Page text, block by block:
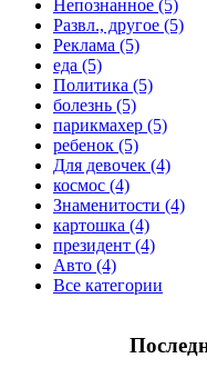
Непознанное (5)
Развл., другое (5)
Реклама (5)
еда (5)
Политика (5)
болезнь (5)
парикмахер (5)
ребенок (5)
Для девочек (4)
космос (4)
Знаменитости (4)
картошка (4)
президент (4)
Авто (4)
Все категории